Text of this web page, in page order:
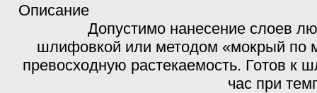
Описание
Допустимо нанесение слоев
шлифовкой или методом «мокрый по
превосходную растекаемость. Готов к
час при